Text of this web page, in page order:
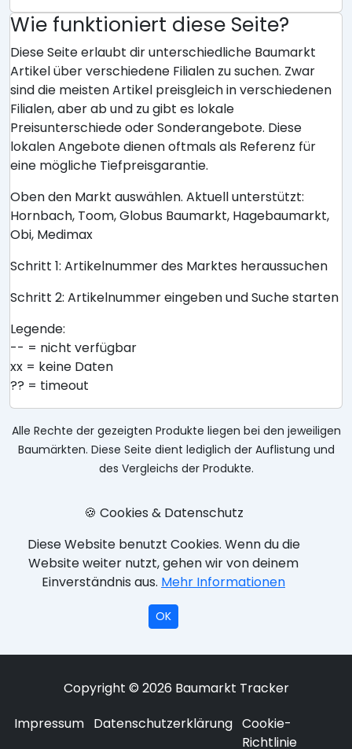
Wie funktioniert diese Seite?
Diese Seite erlaubt dir unterschiedliche Baumarkt
Artikel über verschiedene Filialen zu suchen. Zwar
sind die meisten Artikel preisgleich in verschiedenen
Filialen, aber ab und zu gibt es lokale
Preisunterschiede oder Sonderangebote. Diese
lokalen Angebote dienen oftmals als Referenz für
eine mögliche Tiefpreisgarantie.
Oben den Markt auswählen. Aktuell unterstützt:
Hornbach, Toom, Globus Baumarkt, Hagebaumarkt,
Obi, Medimax
Schritt 1: Artikelnummer des Marktes heraussuchen
Schritt 2: Artikelnummer eingeben und Suche starten
Legende:
-- = nicht verfügbar
xx = keine Daten
?? = timeout
Alle Rechte der gezeigten Produkte liegen bei den jeweiligen
Baumärkten. Diese Seite dient lediglich der Auflistung und
des Vergleichs der Produkte.
🍪 Cookies & Datenschutz
Diese Website benutzt Cookies. Wenn du die
Website weiter nutzt, gehen wir von deinem
Einverständnis aus. Mehr Informationen
OK
Copyright © 2026 Baumarkt Tracker
Impressum Datenschutzerklärung Cookie-
Richtlinie